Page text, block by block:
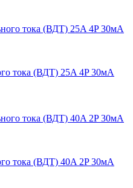
тока (ВДТ) 25A 4P 30мА
тока (ВДТ) 40A 2P 30мА